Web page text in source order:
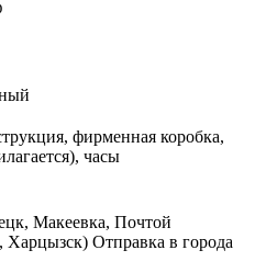
фирменная коробка,
часы
Макеевка, Почтой
Отправка в города